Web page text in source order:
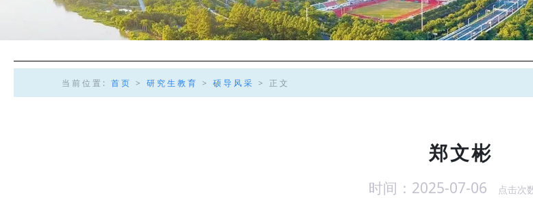
当前位置: 首页 > 研究生教育 > 硕导风采 > 正文
郑文彬
时间：2025-07-06 点击次